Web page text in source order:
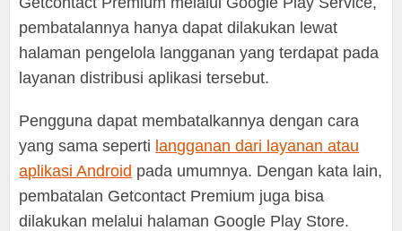
pembatalannya hanya dapat dilakukan lewat
halaman pengelola langganan yang terdapat pada
layanan distribusi aplikasi tersebut.
Pengguna dapat membatalkannya dengan cara
yang sama seperti langganan dari layanan atau
aplikasi Android pada umumnya. Dengan kata lain,
pembatalan Getcontact Premium juga bisa
dilakukan melalui halaman Google Play Store.